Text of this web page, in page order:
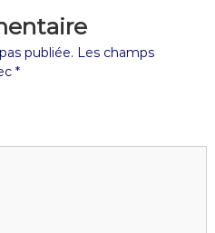
publiée. Les champs
*